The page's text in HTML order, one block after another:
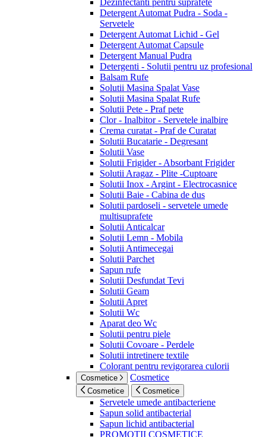
Dezinfectanti pentru suprafete
Detergent Automat Pudra - Soda -
Servetele
Detergent Automat Lichid - Gel
Detergent Automat Capsule
Detergent Manual Pudra
Detergenti - Solutii pentru uz profesional
Balsam Rufe
Solutii Masina Spalat Vase
Solutii Masina Spalat Rufe
Solutii Pete - Praf pete
Clor - Inalbitor - Servetele inalbire
Crema curatat - Praf de Curatat
Solutii Bucatarie - Degresant
Solutii Vase
Solutii Frigider - Absorbant Frigider
Solutii Aragaz - Plite -Cuptoare
Solutii Inox - Argint - Electrocasnice
Solutii Baie - Cabina de dus
Solutii pardoseli - servetele umede
multisuprafete
Solutii Anticalcar
Solutii Lemn - Mobila
Solutii Antimecegai
Solutii Parchet
Sapun rufe
Solutii Desfundat Tevi
Solutii Geam
Solutii Apret
Solutii Wc
Aparat deo Wc
Solutii pentru piele
Solutii Covoare - Perdele
Solutii intretinere textile
Colorant pentru revigorarea culorii
Cosmetice Cosmetice
Cosmetice Cosmetice
Servetele umede antibacteriene
Sapun solid antibacterial
Sapun lichid antibacterial
PROMOTII COSMETICE